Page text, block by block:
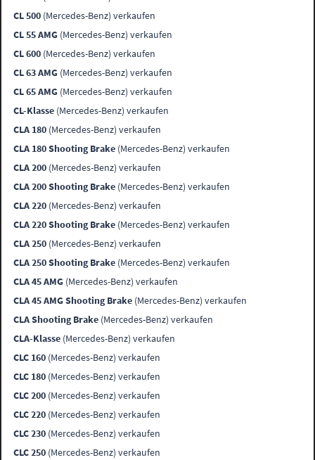
CL 500 (Mercedes-Benz) verkaufen
CL 55 AMG (Mercedes-Benz) verkaufen
CL 600 (Mercedes-Benz) verkaufen
CL 63 AMG (Mercedes-Benz) verkaufen
CL 65 AMG (Mercedes-Benz) verkaufen
CL-Klasse (Mercedes-Benz) verkaufen
CLA 180 (Mercedes-Benz) verkaufen
CLA 180 Shooting Brake (Mercedes-Benz) verkaufen
CLA 200 (Mercedes-Benz) verkaufen
CLA 200 Shooting Brake (Mercedes-Benz) verkaufen
CLA 220 (Mercedes-Benz) verkaufen
CLA 220 Shooting Brake (Mercedes-Benz) verkaufen
CLA 250 (Mercedes-Benz) verkaufen
CLA 250 Shooting Brake (Mercedes-Benz) verkaufen
CLA 45 AMG (Mercedes-Benz) verkaufen
CLA 45 AMG Shooting Brake (Mercedes-Benz) verkaufen
CLA Shooting Brake (Mercedes-Benz) verkaufen
CLA-Klasse (Mercedes-Benz) verkaufen
CLC 160 (Mercedes-Benz) verkaufen
CLC 180 (Mercedes-Benz) verkaufen
CLC 200 (Mercedes-Benz) verkaufen
CLC 220 (Mercedes-Benz) verkaufen
CLC 230 (Mercedes-Benz) verkaufen
CLC 250 (Mercedes-Benz) verkaufen